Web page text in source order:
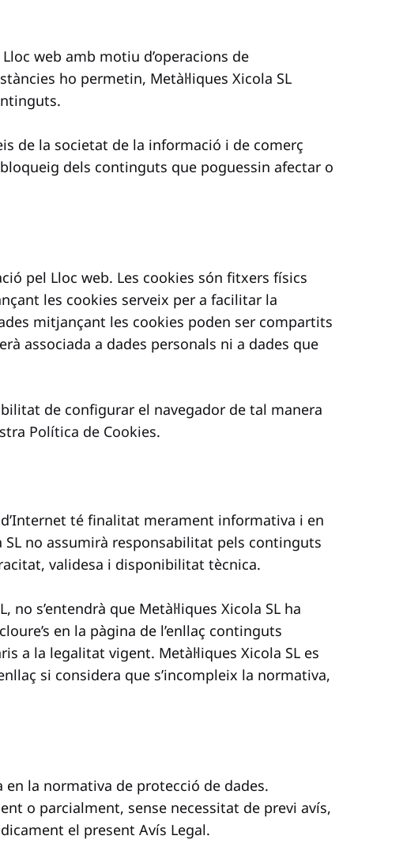
web amb motiu d’operacions de
ho permetin, Metàl·liques Xicola SL
de la societat de la informació i de comerç
bloqueig dels continguts que poguessin afectar o
pel Lloc web. Les cookies són fitxers físics
les cookies serveix per a facilitar la
mitjançant les cookies poden ser compartits
associada a dades personals ni a dades que
de configurar el navegador de tal manera
Política de Cookies.
té finalitat merament informativa i en
SL no assumirà responsabilitat pels continguts
validesa i disponibilitat tècnica.
s’entendrà que Metàl·liques Xicola SL ha
en la pàgina de l’enllaç continguts
a la legalitat vigent. Metàl·liques Xicola SL es
si considera que s’incompleix la normativa,
en la normativa de protecció de dades.
o parcialment, sense necessitat de previ avís,
el present Avís Legal.